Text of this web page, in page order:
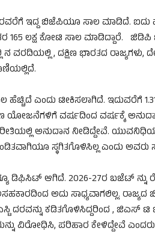
ರವರೆಗೆ ಇದ್ದ ಬಿಜೆಪಿಯೂ ಸಾಲ ಮಾಡಿದೆ. ಐದು
165 ಲಕ್ಷ ಕೋಟಿ ಸಾಲ ಮಾಡಿದ್ದಾರೆ.
ವರದಿಯಲ್ಲಿ , ದಕ್ಷಿಣ ಭಾರತದ ರಾಜ್ಯಗಳು,
ಹೆಚ್ಚಿದೆ ಎಂದು ಟೀಕಿಸಲಾಗಿದೆ. ಇದುವರೆಗೆ
ಯೋಜನೆಗಳಿಗೆ ವರ್ಷದಿಂದ ವರ್ಷಕ್ಕೆ
ಅನುದಾನ ನೀಡಿದ್ದೇವೆ.
ಸ್ಥಗಿತಗೊಳಿಸಿಲ್ಲ ಎಂದು ಅವರು
ಡಿಫಿಸಿಟ್ ಆಗಿದೆ. 2026-27ರ ಬಜೆಟ್ ನ್ನು
ಅದು ಸಾಧ್ಯವಾಗಲಿಲ್ಲ.
ದರವನ್ನು ಕಡಿತಗೊಳಿಸಿದ್ದರಿಂದ , ಜಿಎಸ್
ವಿರೋಧಿಸಿ, ಪರಿಹಾರ ಕೇಳಿದ್ದೇವೆ